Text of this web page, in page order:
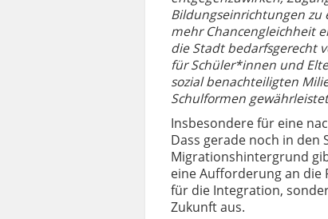
Bildungseinrichtungen zu
mehr Chancengleich­heit
die Stadt bedarfsgerecht
für Schüler*innen und
sozial benachteiligten
Schulformen
Insbesondere für eine
Dass gerade noch in den
Migrationshintergrund
eine Aufforderung an die
für die Integration,
Zukunft aus.